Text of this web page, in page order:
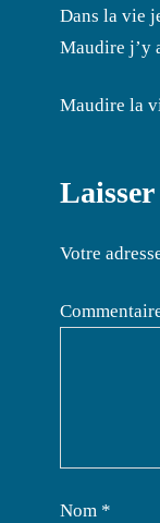
Dans la vie
Maudire j’y
Maudire la
Votre
Nom *